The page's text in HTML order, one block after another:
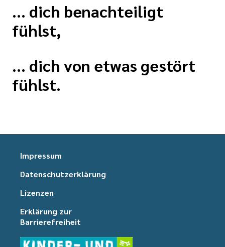
... dich benachteiligt
fühlst,
... dich von etwas gestört
fühlst.
Impressum
Datenschutzerklärung
Lizenzen
Erklärung zur
Barrierefreiheit